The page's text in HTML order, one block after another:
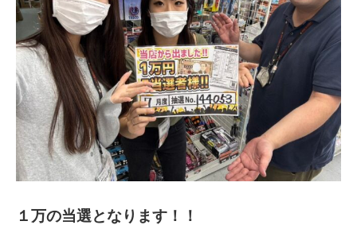
１万の当選となります！！